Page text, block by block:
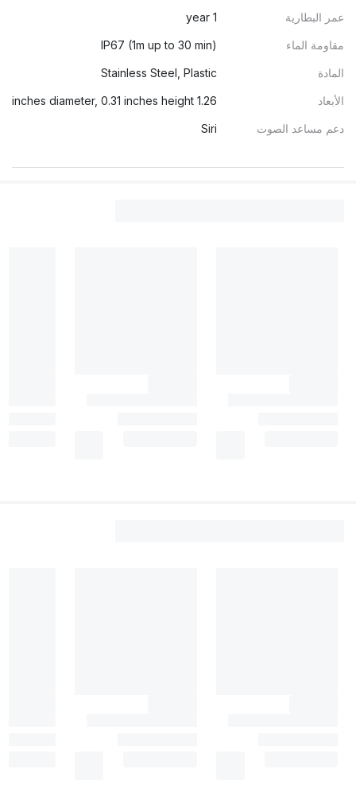
عمر البطارية 1 year
مقاومة الماء IP67 (1m up to 30 min)
المادة Stainless Steel, Plastic
الأبعاد 1.26 inches diameter, 0.31 inches height
دعم مساعد الصوت Siri